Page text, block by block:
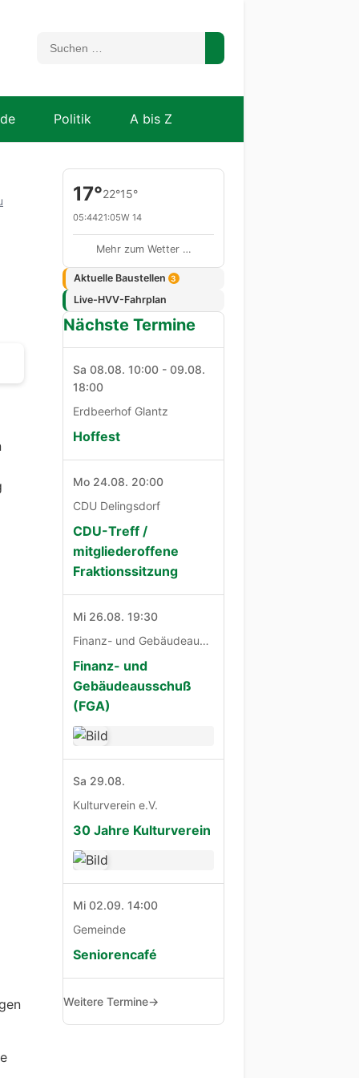
Politik A bis Z
17°22°15°
05:4421:05W 14
Mehr zum Wetter …
Aktuelle Baustellen 3
Live-HVV-Fahrplan
Nächste Termine
Sa 08.08. 10:00 - 09.08.
18:00
Erdbeerhof Glantz
Hoffest
Mo 24.08. 20:00
CDU Delingsdorf
CDU-Treff /
mitgliederoffene
Fraktionssitzung
Mi 26.08. 19:30
Finanz- und Gebäudeausschuß
Finanz- und
Gebäudeausschuß
(FGA)
Sa 29.08.
Kulturverein e.V.
30 Jahre Kulturverein
Mi 02.09. 14:00
Gemeinde
Seniorencafé
Weitere Termine→